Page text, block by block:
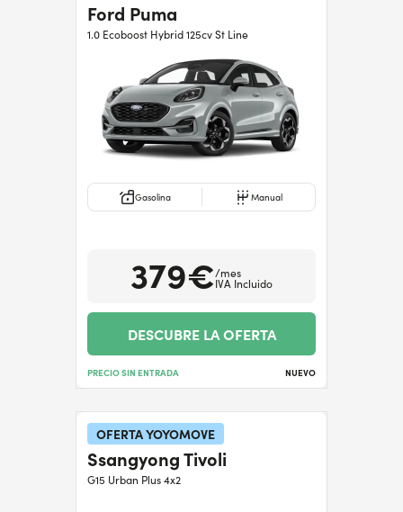
Ford Puma
1.0 Ecoboost Hybrid 125cv St Line
Gasolina Manual
379€/mes
IVA Incluido
DESCUBRE LA OFERTA
PRECIO SIN ENTRADA NUEVO
OFERTA YOYOMOVE
Ssangyong Tivoli
G15 Urban Plus 4x2